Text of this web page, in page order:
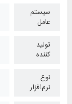
سیستم
عامل
تولید
کننده
نوع
نرم‌افزار